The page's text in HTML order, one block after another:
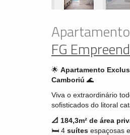
FG
🌟 Apartamento
Camboriú 🌊
Viva o extraordinário
sofisticados do litoral
📐 184,3m² de área
🛏️ 4 suítes espaçosas